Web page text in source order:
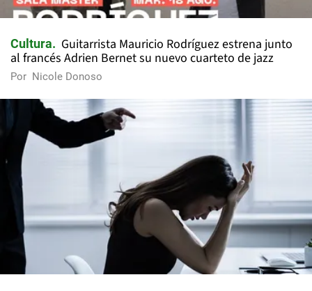
Cultura
Guitarrista Mauricio Rodríguez estrena junto
al francés Adrien Bernet su nuevo cuarteto de jazz
Por Nicole Donoso